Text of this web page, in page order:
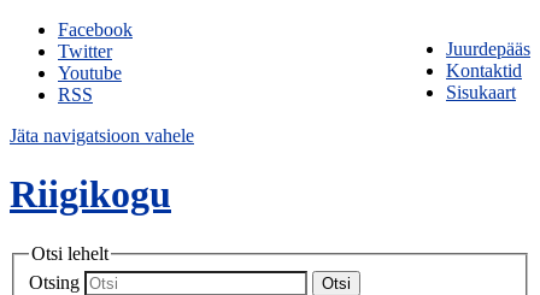
Juurdepääs
Kontaktid
Sisukaart
Facebook
Twitter
Youtube
RSS
Jäta navigatsioon vahele
Riigikogu
Otsi lehelt
Otsing
Otsi